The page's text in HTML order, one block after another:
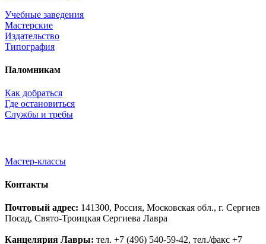
Учебные заведения
Мастерские
Издательство
Типография
Паломникам
Как добраться
Где остановиться
Службы и требы
Мастер-классы
Контакты
Почтовый адрес: 141300, Россия, Московская обл., г. Сергиев
Посад, Свято-Троицкая Сергиева Лавра
Канцелярия Лавры: тел. +7 (496) 540-59-42, тел./факс +7